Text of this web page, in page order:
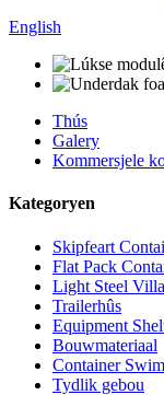
English
Thús
Galery
Kommersjele
Kategoryen
Skipfeart
Flat Pack
Light Steel Villa
Trailerhûs
Equipment
Bouwmateriaal
Container
Tydlik gebou